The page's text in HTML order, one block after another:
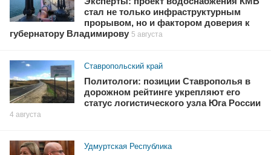
стал не только инфраструктурным
прорывом, но и фактором доверия к
губернатору Владимирову 5 августа
Ставропольский край
Политологи: позиции Ставрополья в
дорожном рейтинге укрепляют его
статус логистического узла Юга России
4 августа
Удмуртская Республика